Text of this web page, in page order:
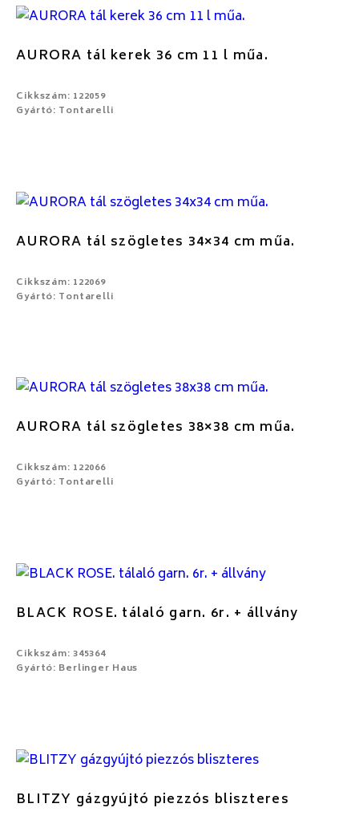
AURORA tál kerek 36 cm 11 l műa.
Cikkszám: 122059
Gyártó: Tontarelli
AURORA tál szögletes 34×34 cm műa.
Cikkszám: 122069
Gyártó: Tontarelli
AURORA tál szögletes 38×38 cm műa.
Cikkszám: 122066
Gyártó: Tontarelli
BLACK ROSE. tálaló garn. 6r. + állvány
Cikkszám: 345364
Gyártó: Berlinger Haus
BLITZY gázgyújtó piezzós bliszteres